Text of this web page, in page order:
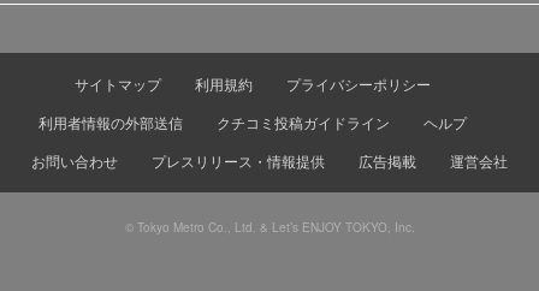
サイトマップ 利用規約
プライバシーポリシー
利用者情報の外部送信
クチコミ投稿ガイドライン
ヘルプ
お問い合わせ
プレスリリース・情報提供 広告掲載 運営会社
© Tokyo Metro Co., Ltd. & Let’s ENJOY TOKYO, Inc.